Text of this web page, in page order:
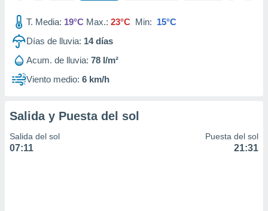
T. Media: 19°C Max.: 23°C Min: 15°C
Días de lluvia: 14días
Acum. de lluvia: 78 l/m²
Viento medio: 6 km/h
Salida y Puesta del sol
Salida del sol
07:11
Puesta del sol
21:31